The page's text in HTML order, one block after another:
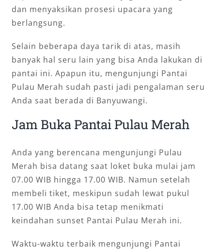
dan menyaksikan prosesi upacara yang
berlangsung.
Selain beberapa daya tarik di atas, masih
banyak hal seru lain yang bisa Anda lakukan di
pantai ini. Apapun itu, mengunjungi Pantai
Pulau Merah sudah pasti jadi pengalaman seru
Anda saat berada di Banyuwangi.
Jam Buka Pantai Pulau Merah
Anda yang berencana mengunjungi Pulau
Merah bisa datang saat loket buka mulai jam
07.00 WIB hingga 17.00 WIB. Namun setelah
membeli tiket, meskipun sudah lewat pukul
17.00 WIB Anda bisa tetap menikmati
keindahan sunset Pantai Pulau Merah ini.
Waktu-waktu terbaik mengunjungi Pantai